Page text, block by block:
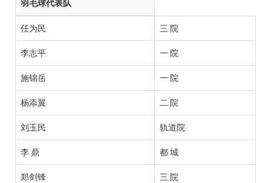
羽毛球代表队
任为民 三 院
李志平 一 院
施锦岳 一 院
杨添翼 二 院
刘玉民 轨道院
李 鼎 都 城
郑剑锋 三 院